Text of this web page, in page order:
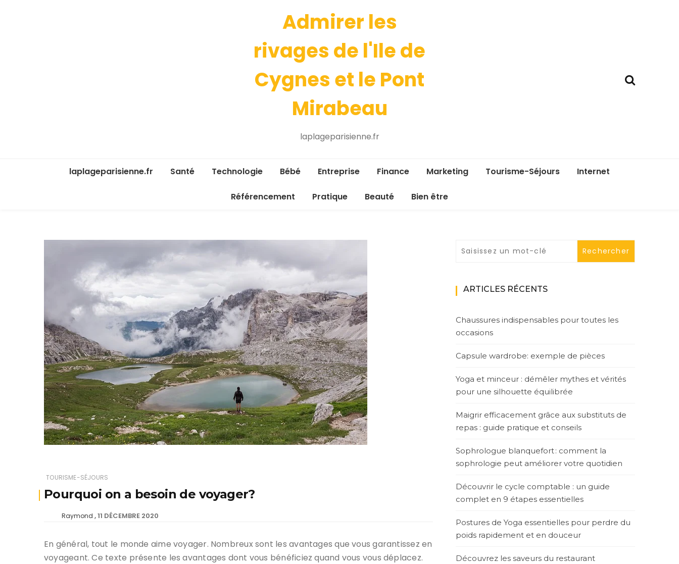
Admirer les
rivages de l'Ile de
Cygnes et le Pont
Mirabeau
laplageparisienne.fr
laplageparisienne.fr Santé Technologie Bébé Entreprise Finance Marketing Tourisme-Séjours Internet
Référencement Pratique Beauté Bien être
TOURISME-SÉJOURS
Pourquoi on a besoin de voyager?
Raymond 11 DÉCEMBRE 2020
En général, tout le monde aime voyager. Nombreux sont les avantages que vous garantissez en
voyageant. Ce texte présente les avantages dont vous bénéficiez quand vous vous déplacez.
ARTICLES RÉCENTS
Chaussures indispensables pour toutes les
occasions
Capsule wardrobe: exemple de pièces
Yoga et minceur : démêler mythes et vérités
pour une silhouette équilibrée
Maigrir efficacement grâce aux substituts de
repas : guide pratique et conseils
Sophrologue blanquefort : comment la
sophrologie peut améliorer votre quotidien
Découvrir le cycle comptable : un guide
complet en 9 étapes essentielles
Postures de Yoga essentielles pour perdre du
poids rapidement et en douceur
Découvrez les saveurs du restaurant